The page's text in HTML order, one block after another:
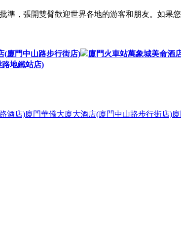
，張開雙臂歡迎世界各地的游客和朋友。如果
(廈門中山路步行街店) 廈門火車站萬象城美侖酒
地鐵站店)
酒店)廈門華僑大廈大酒店(廈門中山路步行街店)